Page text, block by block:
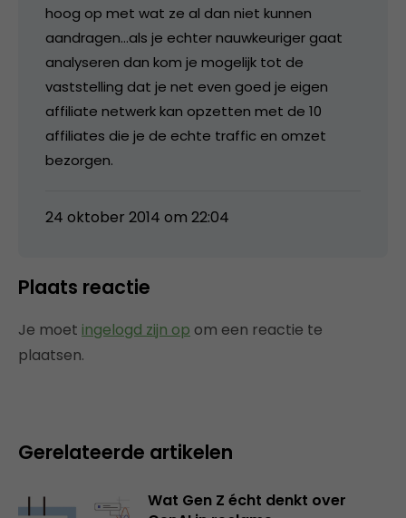
hoog op met wat ze al dan niet kunnen
aandragen…als je echter nauwkeuriger gaat
analyseren dan kom je mogelijk tot de
vaststelling dat je net even goed je eigen
affiliate netwerk kan opzetten met de 10
affiliates die je de echte traffic en omzet
bezorgen.
24 oktober 2014 om 22:04
Plaats reactie
Je moet ingelogd zijn op om een reactie te
plaatsen.
Gerelateerde artikelen
Wat Gen Z écht denkt over